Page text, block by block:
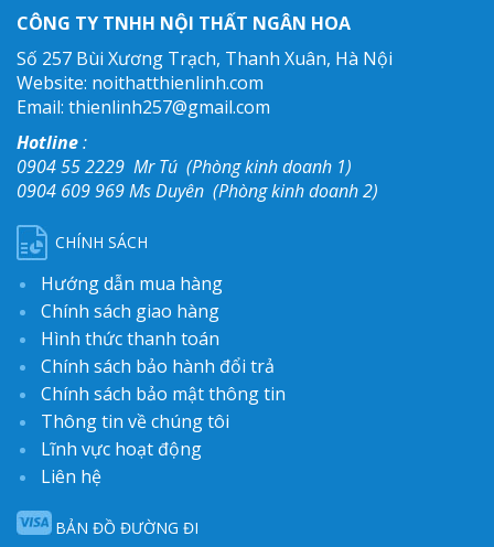
CÔNG TY TNHH NỘI THẤT NGÂN HOA
Số 257 Bùi Xương Trạch, Thanh Xuân, Hà Nội
Website: noithatthienlinh.com
Email: thienlinh257@gmail.com
Hotline:
0904 55 2229 Mr Tú (Phòng kinh doanh 1)
0904 609 969 Ms Duyên (Phòng kinh doanh 2)
CHÍNH SÁCH
Hướng dẫn mua hàng
Chính sách giao hàng
Hình thức thanh toán
Chính sách bảo hành đổi trả
Chính sách bảo mật thông tin
Thông tin về chúng tôi
Lĩnh vực hoạt động
Liên hệ
BẢN ĐỒ ĐƯỜNG ĐI